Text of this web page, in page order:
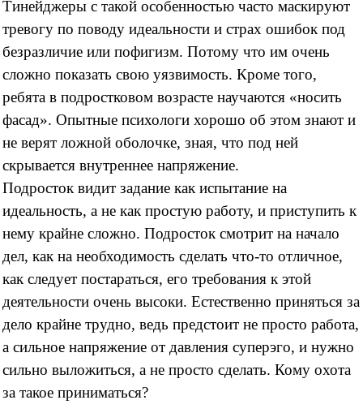
Тинейджеры с такой особенностью часто маскируют
тревогу по поводу идеальности и страх ошибок под
безразличие или пофигизм. Потому что им очень
сложно показать свою уязвимость. Кроме того,
ребята в подростковом возрасте научаются «носить
фасад». Опытные психологи хорошо об этом знают и
не верят ложной оболочке, зная, что под ней
скрывается внутреннее напряжение.
Подросток видит задание как испытание на
идеальность, а не как простую работу, и приступить к
нему крайне сложно. Подросток смотрит на начало
дел, как на необходимость сделать что-то отличное,
как следует постараться, его требования к этой
деятельности очень высоки. Естественно приняться за
дело крайне трудно, ведь предстоит не просто работа,
а сильное напряжение от давления суперэго, и нужно
сильно выложиться, а не просто сделать. Кому охота
за такое приниматься?